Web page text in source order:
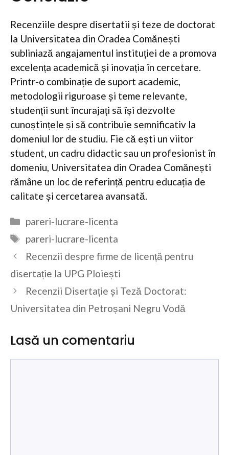
Recenziile despre disertatii și teze de doctorat
la Universitatea din Oradea Comănești
subliniază angajamentul instituției de a promova
excelența academică și inovația în cercetare.
Printr-o combinație de suport academic,
metodologii riguroase și teme relevante,
studenții sunt încurajați să își dezvolte
cunoștințele și să contribuie semnificativ la
domeniul lor de studiu. Fie că ești un viitor
student, un cadru didactic sau un profesionist în
domeniu, Universitatea din Oradea Comănești
rămâne un loc de referință pentru educația de
calitate și cercetarea avansată.
Categorii
pareri-lucrare-licenta
Etichete
pareri-lucrare-licenta
Recenzii despre firme de licență pentru
disertație la UPG Ploiești
Recenzii Disertație și Teză Doctorat:
Universitatea din Petroșani Negru Vodă
Lasă un comentariu